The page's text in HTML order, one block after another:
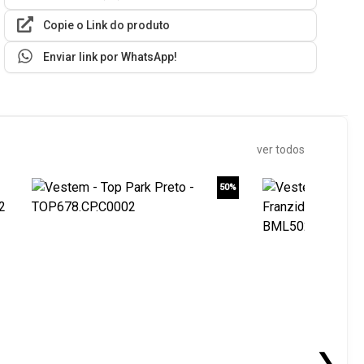
Copie o Link do produto
Enviar link por WhatsApp!
ver todos
50%